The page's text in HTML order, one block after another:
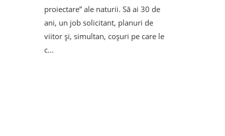
proiectare” ale naturii. Să ai 30 de
ani, un job solicitant, planuri de
viitor și, simultan, coșuri pe care le
c...